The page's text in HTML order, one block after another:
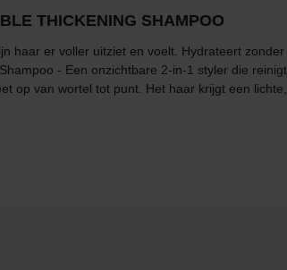
THICKENING SHAMPOO
haar er voller uitziet en voelt. Hydrateert
- Een onzichtbare 2-in-1 styler die
op van wortel tot punt. Het haar krijgt een